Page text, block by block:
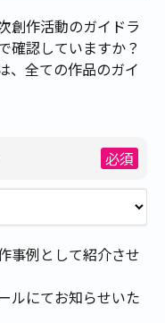
創作活動のガイドラ
確認していますか？
、全ての作品のガイ
必須
事例として紹介させ
ルにてお知らせいた